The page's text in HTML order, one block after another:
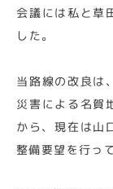
会議には私と草
した。
当路線の改良は
災害による名賀
から、現在は山
整備要望を行っ